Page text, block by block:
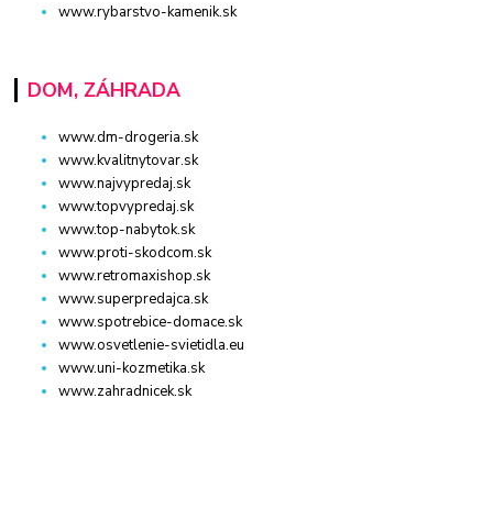
www.rybarstvo-kamenik.sk
DOM, ZÁHRADA
www.dm-drogeria.sk
www.kvalitnytovar.sk
www.najvypredaj.sk
www.topvypredaj.sk
www.top-nabytok.sk
www.proti-skodcom.sk
www.retromaxishop.sk
www.superpredajca.sk
www.spotrebice-domace.sk
www.osvetlenie-svietidla.eu
www.uni-kozmetika.sk
www.zahradnicek.sk